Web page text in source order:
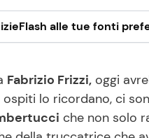
alle tue fonti
Fabrizio Frizzi, oggi
lo ricordano, ci
che non solo